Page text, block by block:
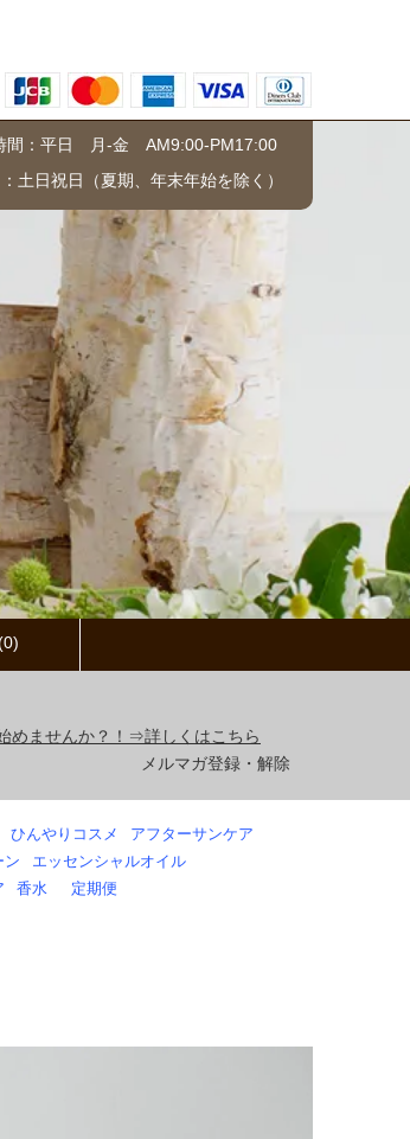
間：平日 月-金 AM9:00-PM17:00
土日祝日（夏期、年末年始を除く）
めませんか？！⇒詳しくはこちら
メルマガ登録・解除
ひんやりコスメ
アフターサンケア
ン
エッセンシャルオイル
香水 定期便